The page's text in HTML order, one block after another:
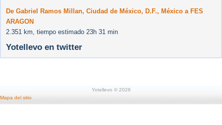
De Gabriel Ramos Millan, Ciudad de México, D.F., México a FES
ARAGON
2.351 km, tiempo estimado 23h 31 min
Yotellevo en twitter
Yotellevo © 2026
Mapa del sitio